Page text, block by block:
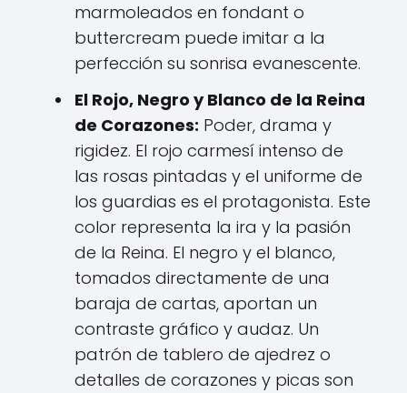
marmoleados en fondant o
buttercream puede imitar a la
perfección su sonrisa evanescente.
El Rojo, Negro y Blanco de la Reina
de Corazones: Poder, drama y
rigidez. El rojo carmesí intenso de
las rosas pintadas y el uniforme de
los guardias es el protagonista. Este
color representa la ira y la pasión
de la Reina. El negro y el blanco,
tomados directamente de una
baraja de cartas, aportan un
contraste gráfico y audaz. Un
patrón de tablero de ajedrez o
detalles de corazones y picas son